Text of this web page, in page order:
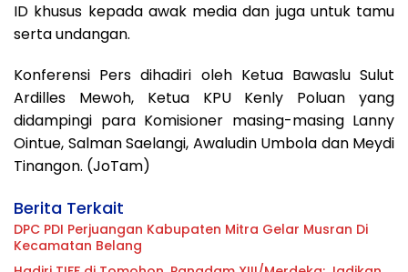
ID khusus kepada awak media dan juga untuk tamu
serta undangan.
Konferensi Pers dihadiri oleh Ketua Bawaslu Sulut
Ardilles Mewoh, Ketua KPU Kenly Poluan yang
didampingi para Komisioner masing-masing Lanny
Ointue, Salman Saelangi, Awaludin Umbola dan Meydi
Tinangon. (JoTam)
Berita Terkait
DPC PDI Perjuangan Kabupaten Mitra Gelar Musran Di
Kecamatan Belang